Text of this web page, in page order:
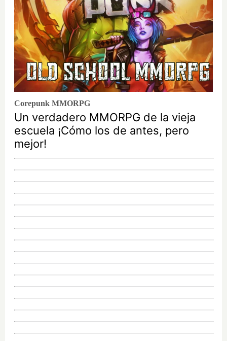
Corepunk MMORPG
Un verdadero MMORPG de la vieja
escuela ¡Cómo los de antes, pero
mejor!